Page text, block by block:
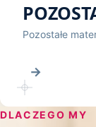
Pozostałe
→
DLACZEGO MY